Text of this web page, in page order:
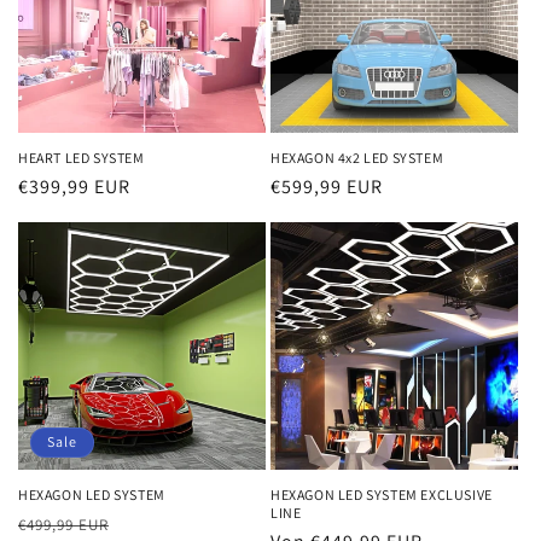
r
i
e
:
HEART LED SYSTEM
Normaler
€399,99 EUR
HEXAGON 4x2 LED SYSTEM
Normaler
€599,99 EUR
Sale
HEXAGON LED SYSTEM
Normaler
€499,99 EUR
HEXAGON LED SYSTEM EXCLUSIVE
LINE